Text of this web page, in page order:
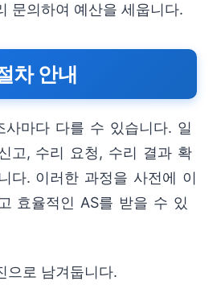
문의하여 예산을 세웁니다.
차 안내
사마다 다를 수 있습니다. 일
고, 수리 요청, 수리 결과 확
다. 이러한 과정을 사전에 이
효율적인 AS를 받을 수 있
으로 남겨둡니다.